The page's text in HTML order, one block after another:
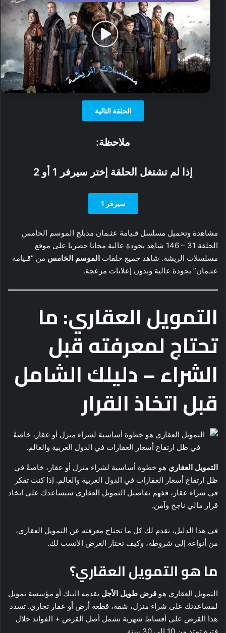
الحلقة التالية
ملاحظة:
إذا لم تشتغل الحلقة إختر سيرفر 1 أو 2
سيرفر 1
مشاهدة وتحميل مسلسل قـيامة عثـمان مدبلج الموسم الخامس
الحلقة 31 – 146 شاهد بجودة عالية مجانا حصريا على موقع
مسلسلات الريشة. شاهد جميع حلقات الموسم الخامس من “قـيامة
عثـمان” بجودة عالية وبدون إعلانات مزعجة.
التمويل العقاري: ما
تحتاج لمعرفته قبل
الشراء – دليلك الشامل
قبل اتخاذ القرار
التمويل العقاري هو خطوة أساسية لشراء منزل أو عقار، خاصةً في
ظل ارتفاع أسعار العقارات في الدول العربية والعالم. إذا كنت تفكر
في شراء عقار، ففهم تفاصيل التمويل العقاري سيساعدك على اتخاذ
قرار مالي ناجح وآمن.
في هذا الدليل، نقدم لك كل ما تحتاج معرفته عن التمويل العقاري،
من أنواعه إلى شروطه، وكيف تختار العرض الأنسب لك.
ما هو التمويل العقاري؟
التمويل العقاري هو قرض طويل الأجل يقدمه البنك أو مؤسسة تمويل
لمساعدتك على شراء منزل، شقة، قطعة أرض أو عقار تجاري. تسدد
هذا القرض على أقساط شهرية تشمل أصل القرض + الفوائد خلال